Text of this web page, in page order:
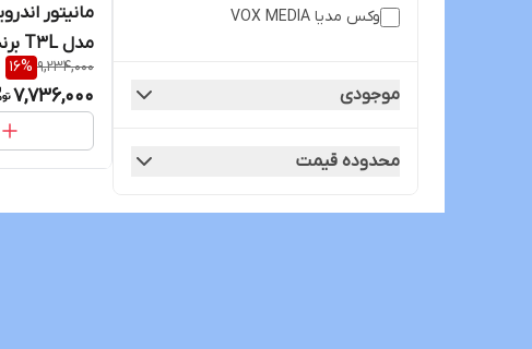
وکس مدیا VOX MEDIA
موجودی
محدوده قیمت
مدل T3L برند Voxmedia
9,234,000
16%
7,736,000